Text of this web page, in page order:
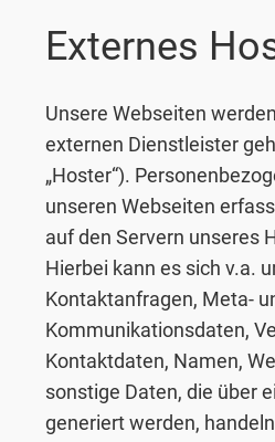
Externes
Unsere Webseiten
externen Dienstleister
„Hoster“).
unseren Webseiten
auf den Servern unseres
Hierbei kann es sich v.a.
Kontaktanfragen, Meta-
Kommunikationsdaten,
Kontaktdaten, Namen,
sonstige Daten, die über
generiert werden,